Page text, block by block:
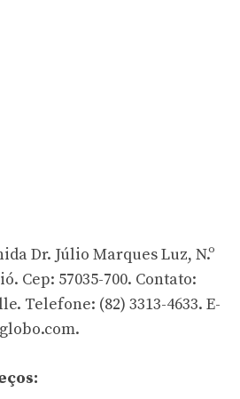
Dr. Júlio Marques Luz, N.º
Cep: 57035-700. Contato:
Telefone: (82) 3313-4633. E-
.